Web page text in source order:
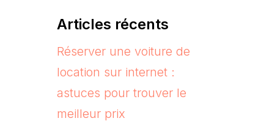
Articles récents
Réserver une voiture de
location sur internet :
astuces pour trouver le
meilleur prix